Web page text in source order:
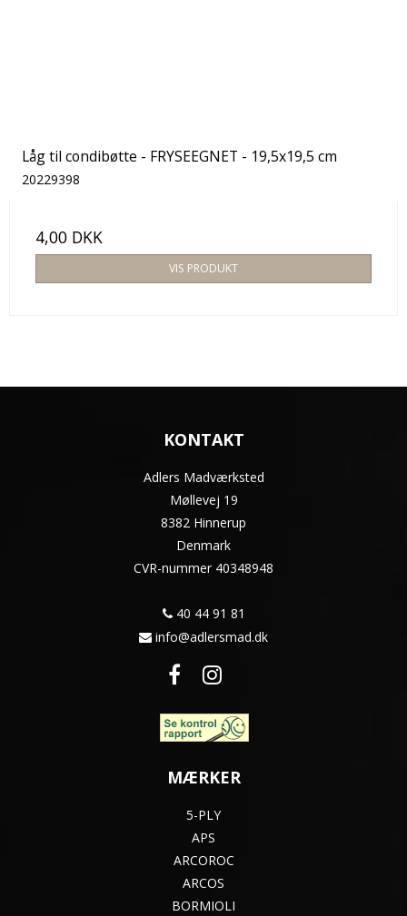
Låg til condibøtte - FRYSEEGNET - 19,5x19,5 cm
20229398
4,00 DKK
VIS PRODUKT
KONTAKT
Adlers Madværksted
Møllevej 19
8382 Hinnerup
Denmark
CVR-nummer 40348948
40 44 91 81
info@adlersmad.dk
MÆRKER
5-PLY
APS
ARCOROC
ARCOS
BORMIOLI